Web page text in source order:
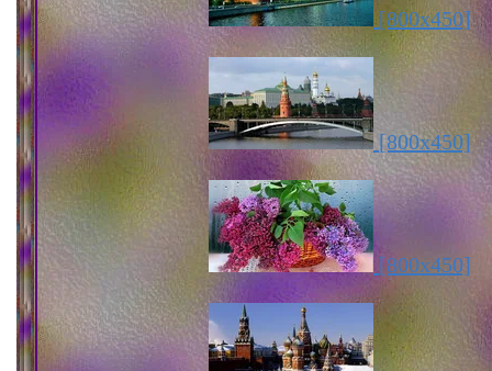
[800x450]
[800x450]
[800x450]